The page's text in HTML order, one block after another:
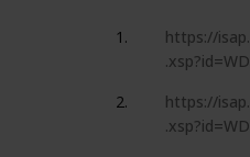
https://
https://